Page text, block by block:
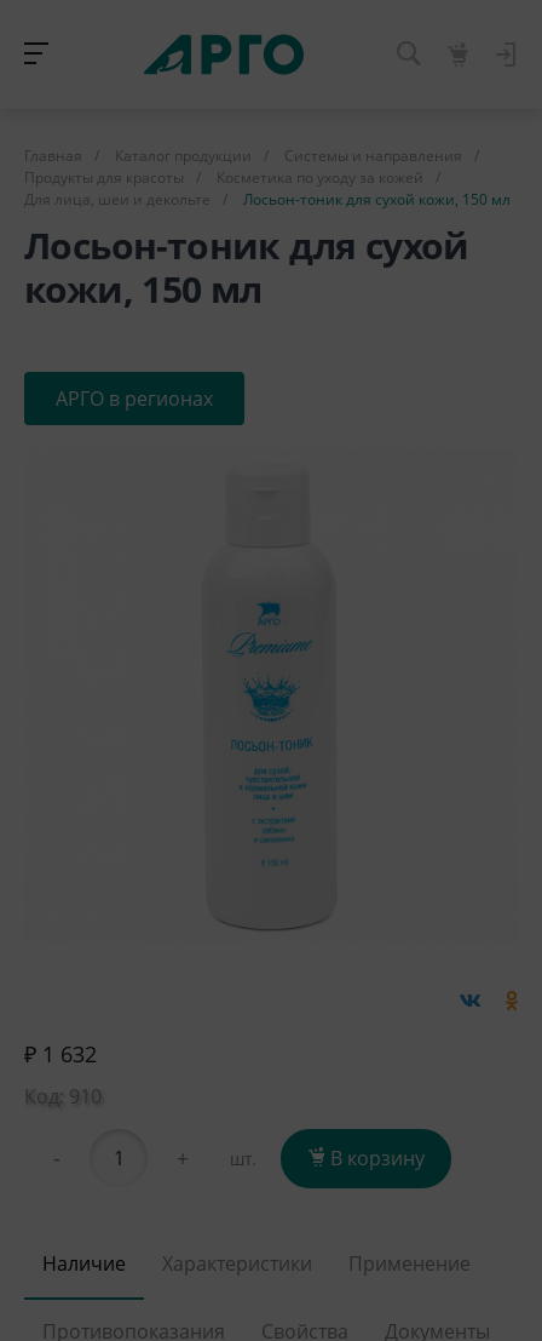
Главная / Каталог продукции / Системы и направления
/
Продукты для красоты
/ Косметика по уходу за кожей
/
Для лица, шеи и декольте
/ Лосьон-тоник для сухой кожи, 150 мл
Лосьон-тоник для сухой
кожи, 150 мл
АРГО в регионах
₽ 1 632
Код: 910
- + шт. В корзину
Наличие Характеристики Применение
Противопоказания Свойства Документы